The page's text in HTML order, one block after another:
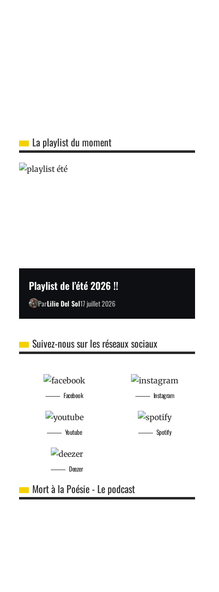
La playlist du moment
Playlist de l’été 2026 !!
ParLilie Del Sol17 juillet 2026
Suivez-nous sur les réseaux sociaux
Facebook
Youtube
Instagram
Spotify
Deezer
Mort à la Poésie - Le podcast